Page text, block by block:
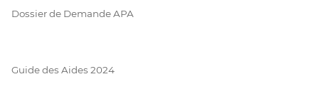
Dossier de Demande APA
Guide des Aides 2024